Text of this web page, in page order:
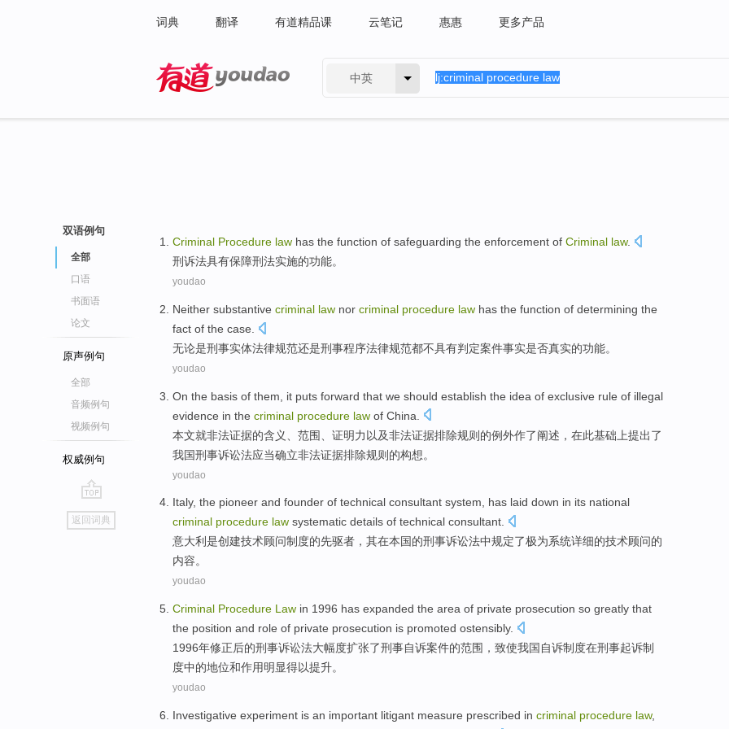
词典 翻译 有道精品课 云笔记 惠惠 更多产品
中英
双语例句
全部
口语
书面语
论文
原声例句
全部
音频例句
视频例句
权威例句
go
top
返回词典
Criminal Procedure law has the function of safeguarding the enforcement of Criminal law.
刑诉法具有保障刑法实施的功能。
youdao
Neither substantive criminal law nor criminal procedure law has the function of determining the
fact of the case
无论是刑事实体法律规范还是刑事程序法律规范都不具有判定案件事实是否真实的功能。
youdao
On the basis of them, it puts forward that we should establish the idea of exclusive rule of illegal
evidence in the criminal procedure law of China
本文就非法证据的含义、范围、证明力以及非法证据排除规则的例外作了阐述，在此基础上提出了
我国刑事诉讼法应当确立非法证据排除规则的构想。
youdao
Italy, the pioneer and founder of technical consultant system, has laid down in its national
criminal procedure law systematic details of technical consultant.
意大利 是创建技术顾问制度的先驱者， 其在本国的刑事诉讼法中规定了极为系统详细的技术顾问的
内容。
youdao
Criminal Procedure Law in 1996 has expanded the area of private prosecution so greatly that
the position and role of private prosecution is promoted ostensibly.
1996年修正后的刑事诉讼法大幅度扩张了刑事自诉案件的范围 ，致使我国自诉制度在刑事起诉制
度中的地位和作用明显得以提升。
youdao
Investigative experiment is an important litigant measure prescribed in criminal procedure law,